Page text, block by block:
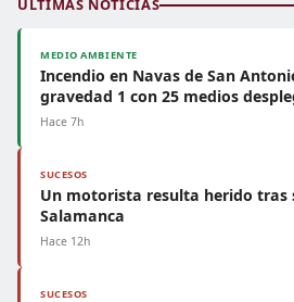
ÚLTIMAS NOTICIAS
MEDIO AMBIENTE
Incendio en Navas de San
gravedad 1 con 25 medios
Hace 7h
SUCESOS
Un motorista resulta herido tras
Salamanca
Hace 12h
SUCESOS